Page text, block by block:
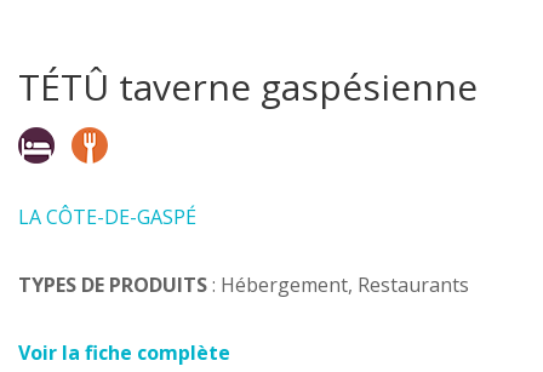
TÉTÛ taverne gaspésienne
LA CÔTE-DE-GASPÉ
TYPES DE PRODUITS: Hébergement, Restaurants
Voir la fiche complète